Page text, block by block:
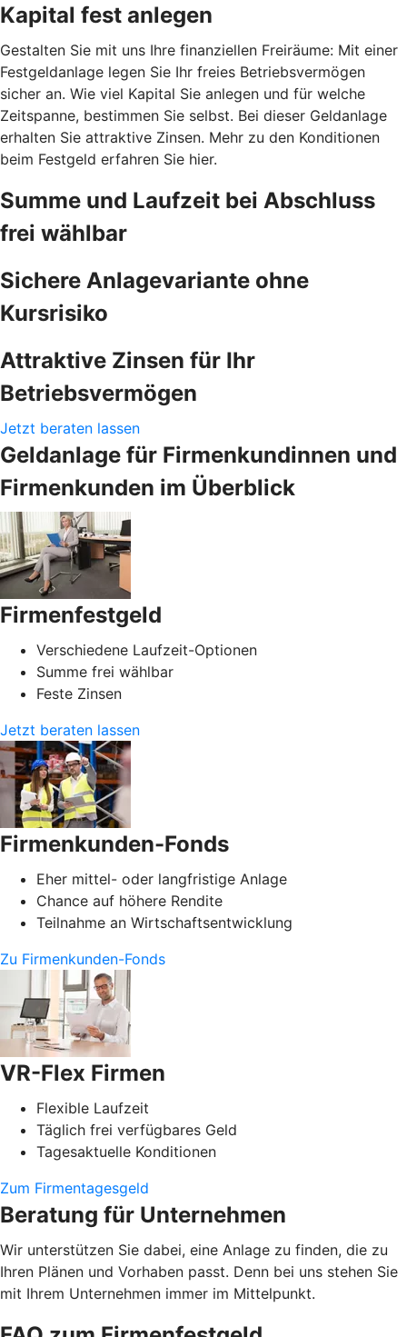
Kapital fest anlegen
Gestalten Sie mit uns Ihre finanziellen Freiräume: Mit einer
Festgeldanlage legen Sie Ihr freies Betriebsvermögen
sicher an. Wie viel Kapital Sie anlegen und für welche
Zeitspanne, bestimmen Sie selbst. Bei dieser Geldanlage
erhalten Sie attraktive Zinsen. Mehr zu den Konditionen
beim Festgeld erfahren Sie hier.
Summe und Laufzeit bei Abschluss
frei wählbar
Sichere Anlagevariante ohne
Kursrisiko
Attraktive Zinsen für Ihr
Betriebsvermögen
Jetzt beraten lassen
Geldanlage für Firmenkundinnen und
Firmenkunden im Überblick
Firmenfestgeld
Verschiedene Laufzeit-Optionen
Summe frei wählbar
Feste Zinsen
Jetzt beraten lassen
Firmenkunden-Fonds
Eher mittel- oder langfristige Anlage
Chance auf höhere Rendite
Teilnahme an Wirtschaftsentwicklung
Zu Firmenkunden-Fonds
VR-Flex Firmen
Flexible Laufzeit
Täglich frei verfügbares Geld
Tagesaktuelle Konditionen
Zum Firmentagesgeld
Beratung für Unternehmen
Wir unterstützen Sie dabei, eine Anlage zu finden, die zu
Ihren Plänen und Vorhaben passt. Denn bei uns stehen Sie
mit Ihrem Unternehmen immer im Mittelpunkt.